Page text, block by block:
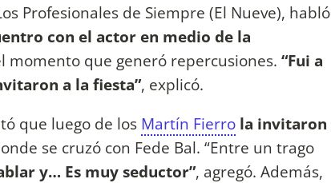
Profesionales de Siempre (El Nueve), habló
con el actor en medio de la
momento que generó repercusiones. “Fui a
a la fiesta”, explicó.
que luego de los Martín Fierro la invitaron
se cruzó con Fede Bal. “Entre un trago
y… Es muy seductor”, agregó. Además,